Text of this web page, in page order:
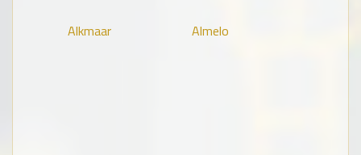
Alkmaar Almelo